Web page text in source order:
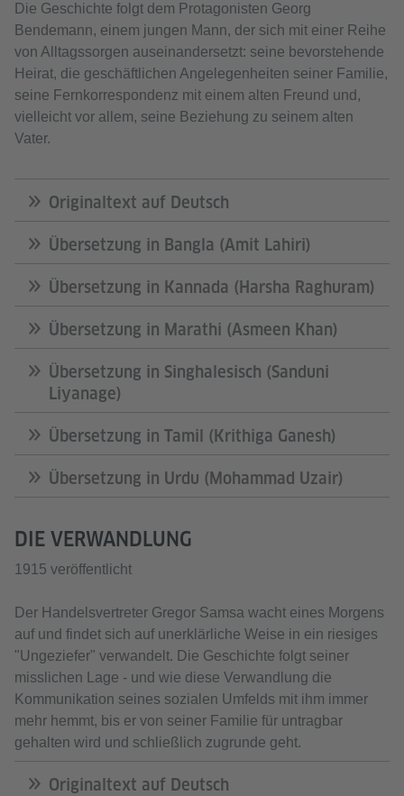
Die Geschichte folgt dem Protagonisten Georg
Bendemann, einem jungen Mann, der sich mit einer Reihe
von Alltagssorgen auseinandersetzt: seine bevorstehende
Heirat, die geschäftlichen Angelegenheiten seiner Familie,
seine Fernkorrespondenz mit einem alten Freund und,
vielleicht vor allem, seine Beziehung zu seinem alten
Vater.
Originaltext auf Deutsch
Übersetzung in Bangla (Amit Lahiri)
Übersetzung in Kannada (Harsha Raghuram)
Übersetzung in Marathi (Asmeen Khan)
Übersetzung in Singhalesisch (Sanduni
Liyanage)
Übersetzung in Tamil (Krithiga Ganesh)
Übersetzung in Urdu (Mohammad Uzair)
DIE VERWANDLUNG
1915 veröffentlicht
Der Handelsvertreter Gregor Samsa wacht eines Morgens
auf und findet sich auf unerklärliche Weise in ein riesiges
"Ungeziefer" verwandelt. Die Geschichte folgt seiner
misslichen Lage - und wie diese Verwandlung die
Kommunikation seines sozialen Umfelds mit ihm immer
mehr hemmt, bis er von seiner Familie für untragbar
gehalten wird und schließlich zugrunde geht.
Originaltext auf Deutsch